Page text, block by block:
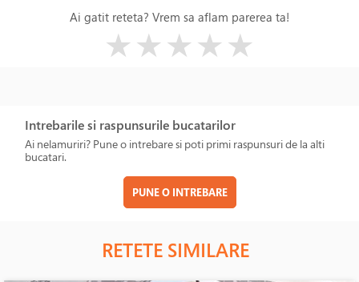
Ai gatit reteta? Vrem sa aflam parerea ta!
★★★★★
Intrebarile si raspunsurile bucatarilor
Ai nelamuriri? Pune o intrebare si poti primi raspunsuri de la alti
bucatari.
PUNE O INTREBARE
RETETE SIMILARE